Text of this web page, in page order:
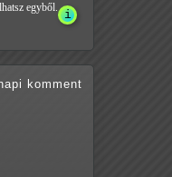
egyből.
komment